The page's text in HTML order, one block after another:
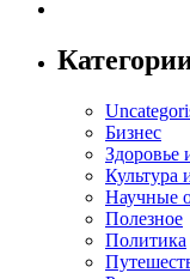
Бизнес
Здоровье
Культура
Научные
Полезное
Политика